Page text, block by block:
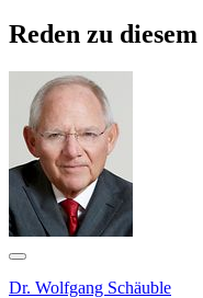
Reden zu
Dr. Wolfgang Schäuble